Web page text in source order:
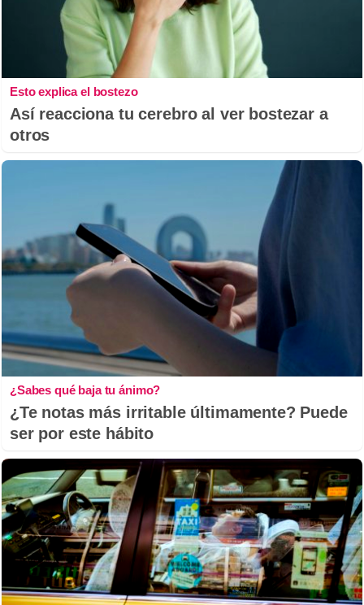
Esto explica el bostezo
Así reacciona tu cerebro al ver bostezar a
otros
¿Sabes qué baja tu ánimo?
¿Te notas más irritable últimamente? Puede
ser por este hábito